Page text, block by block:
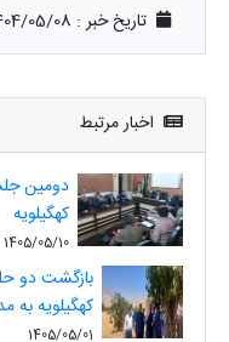
تاریخ خبر : 1404/05/08
اخبار مرتبط
دومین
کهگیلویه
1405/05/10
بازگشت دو
کهگیلویه به
1405/05/01